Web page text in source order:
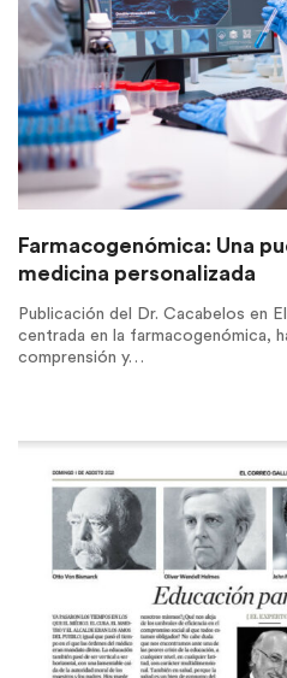
Farmacogenómica: Una
medicina personalizada
Publicación del Dr. Cacabelos en
centrada en la farmacogenómica,
comprensión y…